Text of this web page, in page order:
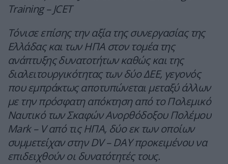
Training – JCET
Τόνισε επίσης την αξία της συνεργασίας της
Ελλάδας και των ΗΠΑ στον τομέα της
ανάπτυξης δυνατοτήτων καθώς και της
διαλειτουργικότητας των δύο ΔΕΕ, γεγονός
που εμπράκτως αποτυπώνεται μεταξύ άλλων
με την πρόσφατη απόκτηση από το Πολεμικό
Ναυτικό των Σκαφών Ανορθόδοξου Πολέμου
Mark – V από τις ΗΠΑ, δύο εκ των οποίων
συμμετείχαν στην DV – DAY προκειμένου να
επιδειχθούν οι δυνατότητές τους.